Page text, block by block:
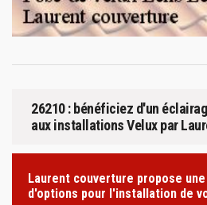
26210 : bénéficiez d'un
aux installations Velux par
Laurent couverture propose
d'options pour l'installation de